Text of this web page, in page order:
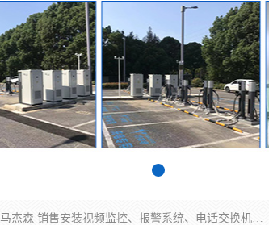
苏州迈凯隆系统集成科技有限公司电话: 联系人:马杰森 销售安装视频监控、报警系统、电话交换机、门禁考勤、巡更系统、呼叫对讲系统、停车场道闸、智能家居、广播系统、综合布线、办公设备、电子商务软件、网络工程、酒店门锁系列 系统集成、VOD视频点播、LED显示屏、节能产品、USP电源、收银机等弱电及智能化项目。